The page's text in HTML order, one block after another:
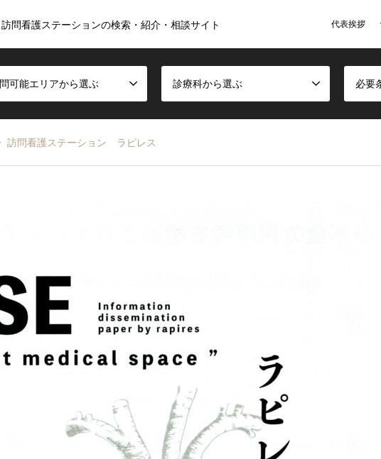
訪問看護ステーションの検索・紹介・相談サイト 代表挨拶
可能エリアから選ぶ 診療科から選ぶ 必要
訪問看護ステーション ラピレス